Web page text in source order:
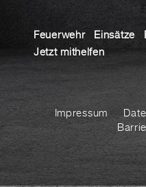
Feuerwehr Einsätze
Jetzt mithelfen
Impressum